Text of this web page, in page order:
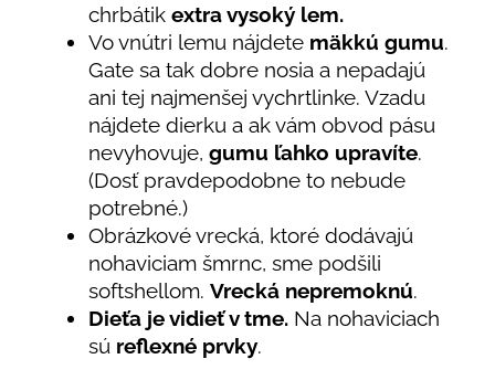
chrbátik extra vysoký lem.
Vo vnútri lemu nájdete mäkkú gumu.
Gate sa tak dobre nosia a nepadajú
ani tej najmenšej vychrtlinke. Vzadu
nájdete dierku a ak vám obvod pásu
nevyhovuje, gumu ľahko upravíte.
(Dosť pravdepodobne to nebude
potrebné.)
Obrázkové vrecká, ktoré dodávajú
nohaviciam šmrnc, sme podšili
softshellom. Vrecká nepremoknú.
Dieťa je vidieť v tme. Na nohaviciach
sú reflexné prvky.